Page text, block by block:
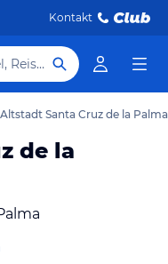
Kontakt
Hotel, Reiseziel
Santa Cruz de la Palma
de la